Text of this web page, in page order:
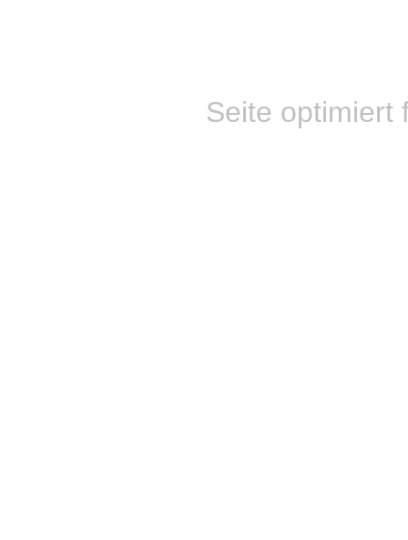
Seite optimiert